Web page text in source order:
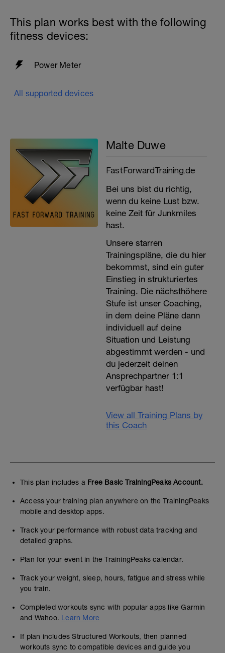
This plan works best with the following
fitness devices:
Power Meter
All supported devices
Malte Duwe
FastForwardTraining.de
Bei uns bist du richtig,
wenn du keine Lust bzw.
keine Zeit für Junkmiles
hast.
Unsere starren
Trainingspläne, die du hier
bekommst, sind ein guter
Einstieg in strukturiertes
Training. Die nächsthöhere
Stufe ist unser Coaching,
in dem deine Pläne dann
individuell auf deine
Situation und Leistung
abgestimmt werden - und
du jederzeit deinen
Ansprechpartner 1:1
verfügbar hast!
View all Training Plans by
this Coach
This plan includes a Free Basic TrainingPeaks Account.
Access your training plan anywhere on the TrainingPeaks
mobile and desktop apps.
Track your performance with robust data tracking and
detailed graphs.
Plan for your event in the TrainingPeaks calendar.
Track your weight, sleep, hours, fatigue and stress while
you train.
Completed workouts sync with popular apps like Garmin
and Wahoo. Learn More
If plan includes Structured Workouts, then planned
workouts sync to compatible devices and guide you